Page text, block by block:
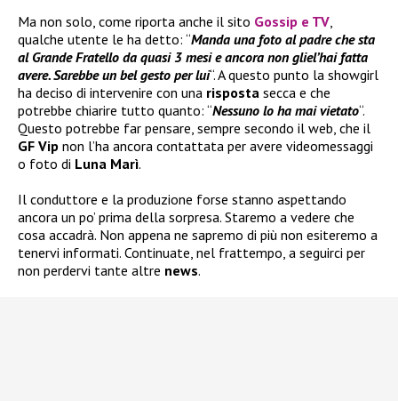
Ma non solo, come riporta anche il sito Gossip e TV,
qualche utente le ha detto: “Manda una foto al padre che sta
al Grande Fratello da quasi 3 mesi e ancora non gliel’hai fatta
avere. Sarebbe un bel gesto per lui“. A questo punto la showgirl
ha deciso di intervenire con una risposta secca e che
potrebbe chiarire tutto quanto: “Nessuno lo ha mai vietato“.
Questo potrebbe far pensare, sempre secondo il web, che il
GF Vip non l’ha ancora contattata per avere videomessaggi
o foto di Luna Marì.
Il conduttore e la produzione forse stanno aspettando
ancora un po’ prima della sorpresa. Staremo a vedere che
cosa accadrà. Non appena ne sapremo di più non esiteremo a
tenervi informati. Continuate, nel frattempo, a seguirci per
non perdervi tante altre news.